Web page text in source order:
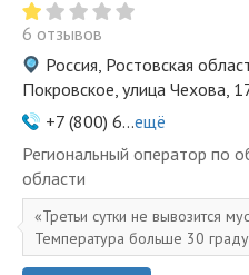
6 отзывов
Россия, Ростовская
Покровское, улица Чехова,
+7 (800) 6...ещё
Региональный оператор по
области
Третьи сутки не вывозится
Температура больше 30